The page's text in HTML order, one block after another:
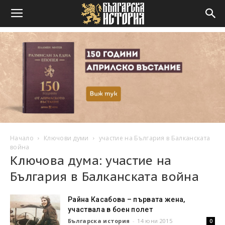
Начало Ключови думи
участие на България в Балканската
война
Ключова дума: участие на
България в Балканската война
Райна Касабова – първата жена,
участвала в боен полет
Българска история - 14 юни 2015 0